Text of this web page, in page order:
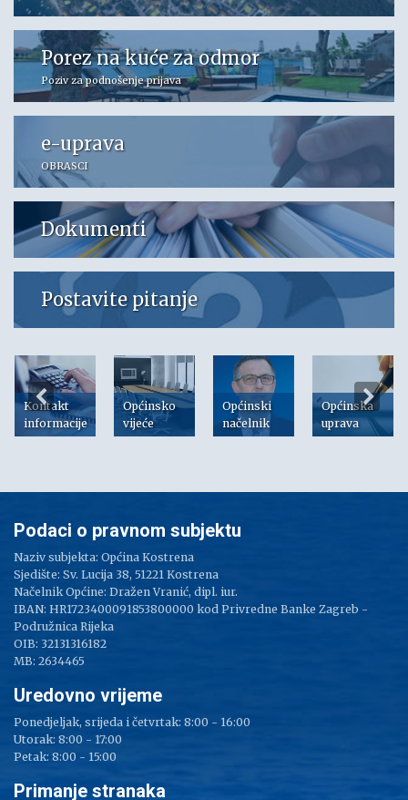
Porez na kuće za odmor
Poziv za podnošenje prijava
e-uprava
OBRASCI
Dokumenti
Postavite pitanje
Kontakt
informacije
Općinsko
vijeće
Općinski
načelnik
Općinska
uprava
Podaci o pravnom subjektu
Naziv subjekta: Općina Kostrena
Sjedište: Sv. Lucija 38, 51221 Kostrena
Načelnik Općine: Dražen Vranić, dipl. iur.
IBAN: HR1723400091853800000 kod Privredne Banke Zagreb -
Podružnica Rijeka
OIB: 32131316182
MB: 2634465
Uredovno vrijeme
Ponedjeljak, srijeda i četvrtak: 8:00 - 16:00
Utorak: 8:00 - 17:00
Petak: 8:00 - 15:00
Primanje stranaka